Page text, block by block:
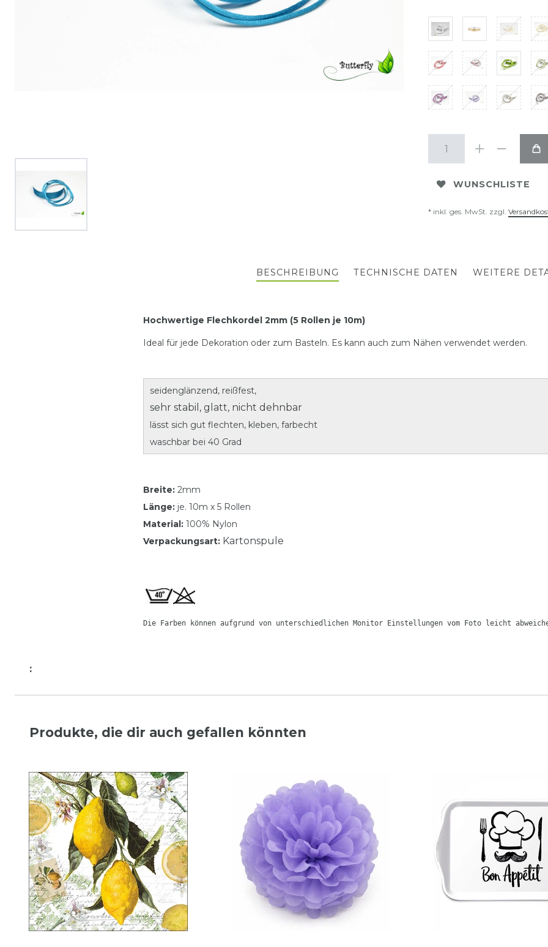
WUNSCHLISTE
* inkl. ges. MwSt. zzgl.
BESCHREIBUNG TECHNISCHE DATEN WEITERE
Hochwertige Flechkordel 2mm (5 Rollen je 10m)
Ideal für jede Dekoration oder zum Basteln. Es kann auch zum Nähen verwendet werden.
seidenglänzend, reißfest,
sehr stabil, glatt, nicht dehnbar
lässt sich gut flechten, kleben, farbecht
waschbar bei 40 Grad
Breite: 2mm
Länge: je. 10m x 5 Rollen
Material: 100% Nylon
Verpackungsart: Kartonspule
Die Farben können aufgrund von unterschiedlichen Monitor Einstellungen vom Foto leicht
:
Produkte, die dir auch gefallen könnten